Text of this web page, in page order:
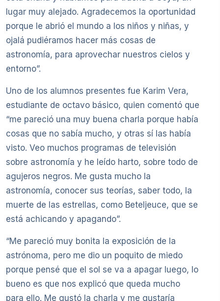
lugar muy alejado. Agradecemos la oportunidad
porque le abrió el mundo a los niños y niñas, y
ojalá pudiéramos hacer más cosas de
astronomía, para aprovechar nuestros cielos y
entorno”.
Uno de los alumnos presentes fue Karim Vera,
estudiante de octavo básico, quien comentó que
“me pareció una muy buena charla porque había
cosas que no sabía mucho, y otras sí las había
visto. Veo muchos programas de televisión
sobre astronomía y he leído harto, sobre todo de
agujeros negros. Me gusta mucho la
astronomía, conocer sus teorías, saber todo, la
muerte de las estrellas, como Beteljeuce, que se
está achicando y apagando”.
“Me pareció muy bonita la exposición de la
astrónoma, pero me dio un poquito de miedo
porque pensé que el sol se va a apagar luego, lo
bueno es que nos explicó que queda mucho
para ello. Me gustó la charla y me gustaría